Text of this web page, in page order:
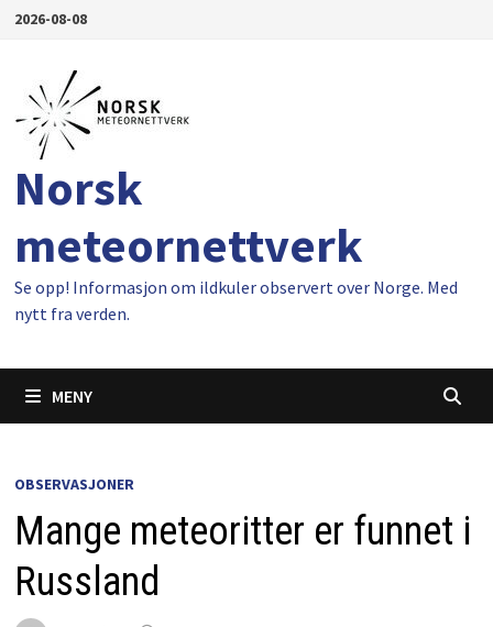
Gå2026-08-08
Norsk
meteornettverk
Se opp! Informasjon om ildkuler observert over Norge. Med
nytt fra verden.
MENY
OBSERVASJONER
Mange meteoritter er funnet i
Russland